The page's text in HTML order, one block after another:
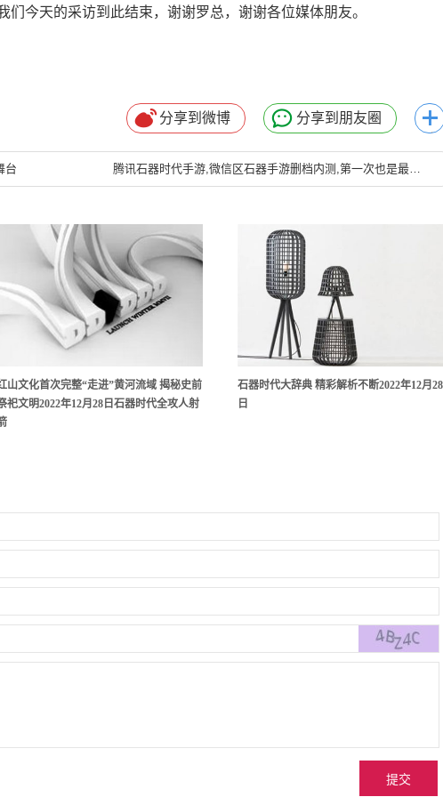
今天的采访到此结束，谢谢罗总，谢谢各位媒体朋友。
分享到微博 分享到朋友圈
台 腾讯石器时代手游,微信区石器手游删档内测,第一次也是最后一次的石器庄园争夺战
山文化首次完整“走进”黄河流域 揭秘史前
祀文明2022年12月28日石器时代全攻人射
石器时代大辞典 精彩解析不断2022年12月28
日